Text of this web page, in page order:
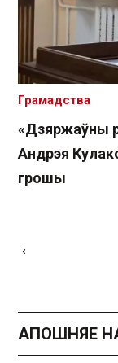
«Дзяржаўны
Андрэя
грошы
Грамадства
‹
АПОШНЯЕ